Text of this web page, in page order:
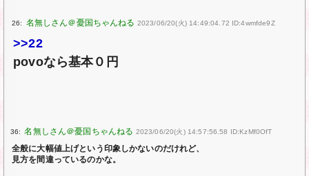
26: 2023/06/20(火) 14:49:04.72 ID:4wmfde9Z
>>22
povoなら基本０円
36: 2023/06/20(火) 14:57:56.58 ID:KzMf0OfT
全般に大幅値上げという印象しかないのだけれど、
見方を間違っているのかな。